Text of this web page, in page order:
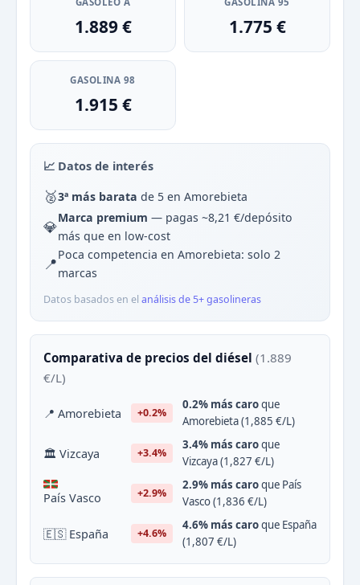
1.889 € 1.775 €
GASOLINA 98
1.915 €
📈 Datos de interés
🥈3ª más barata de 5 en Amorebieta
💎Marca premium — pagas ~8,21 €/depósito
más que en low-cost
📍Poca competencia en Amorebieta: solo 2
marcas
Datos basados en el análisis de 5+ gasolineras
Comparativa de precios del diésel (1.889
€/L)
📍 Amorebieta +0.2%
0.2% más caroque
Amorebieta (1,885 €/L)
🏛 Vizcaya +3.4%
3.4% más caroque
Vizcaya (1,827 €/L)
País Vasco +2.9%
2.9% más caroque País
Vasco (1,836 €/L)
🇪🇸 España +4.6%
4.6% más caroque España
(1,807 €/L)